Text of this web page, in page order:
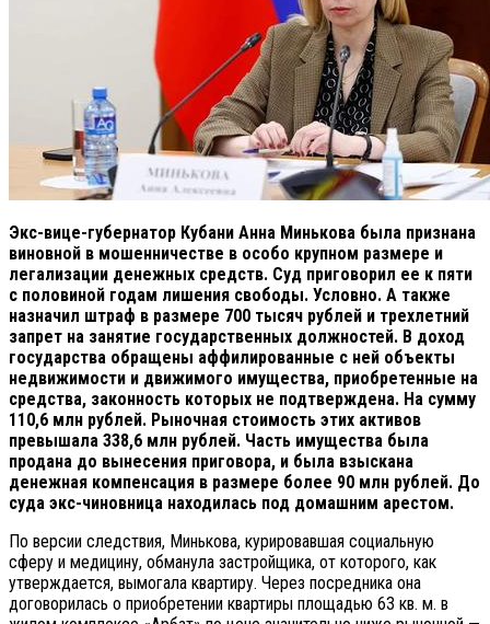
Экс-вице-губернатор Кубани Анна Минькова была признана
виновной в мошенничестве в особо крупном размере и
легализации денежных средств. Суд приговорил ее к пяти
с половиной годам лишения свободы. Условно. А также
назначил штраф в размере 700 тысяч рублей и трехлетний
запрет на занятие государственных должностей. В доход
государства обращены аффилированные с ней объекты
недвижимости и движимого имущества, приобретенные на
средства, законность которых не подтверждена. На сумму
110,6 млн рублей. Рыночная стоимость этих активов
превышала 338,6 млн рублей. Часть имущества была
продана до вынесения приговора, и была взыскана
денежная компенсация в размере более 90 млн рублей. До
суда экс-чиновница находилась под домашним арестом.
По версии следствия, Минькова, курировавшая социальную
сферу и медицину, обманула застройщика, от которого, как
утверждается, вымогала квартиру. Через посредника она
договорилась о приобретении квартиры площадью 63 кв. м. в